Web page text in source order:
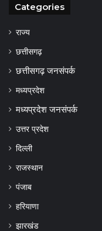
Categories
राज्य
छत्तीसगढ़
छत्तीसगढ़ जनसंपर्क
मध्यप्रदेश
मध्यप्रदेश जनसंपर्क
उत्तर प्रदेश
दिल्ली
राजस्थान
पंजाब
हरियाणा
झारखंड